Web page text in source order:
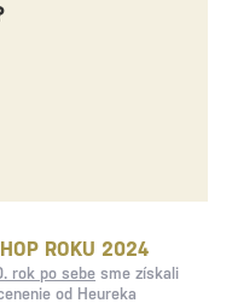
ROKU 2024
rok po sebe sme získali
od Heureka